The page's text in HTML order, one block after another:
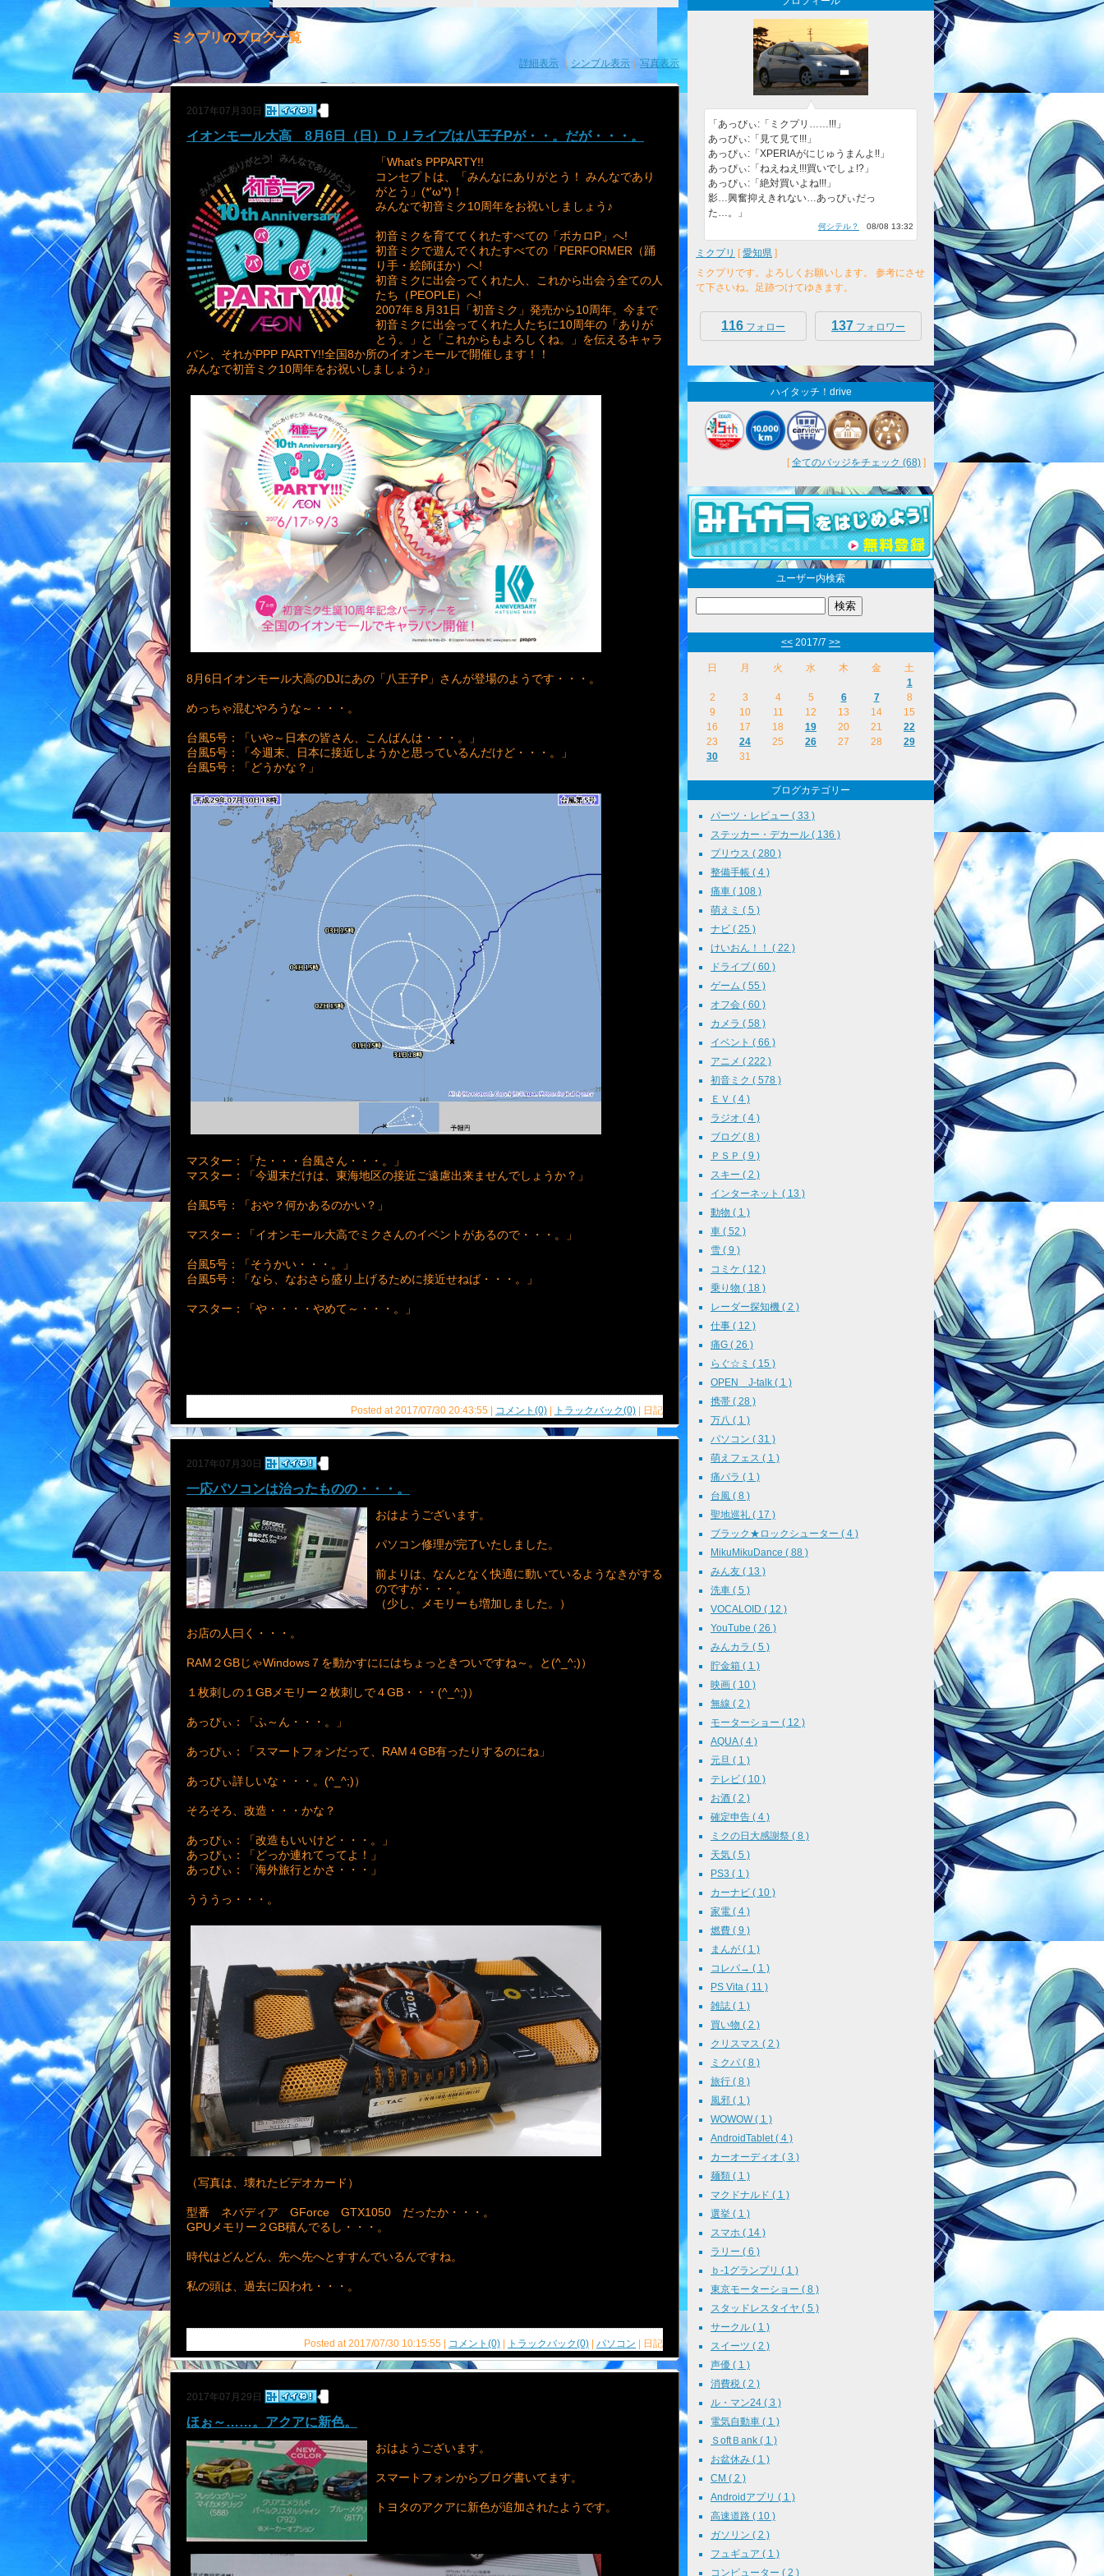
ミクプリのブログ一覧
詳細表示 ｜ シンプル表示 写真表示
2017年07月30日
イオンモール大高 8月6日（日）ＤＪライブは八王子Pが・・。だが・・・。
「What's PPPARTY!!
コンセプトは、「みんなにありがとう！ みんなであり
がとう」(*'ω'*)！
みんなで初音ミク10周年をお祝いしましょう♪
初音ミクを育ててくれたすべての「ボカロP」へ!
初音ミクで遊んでくれたすべての「PERFORMER（踊
り手・絵師ほか）へ!
初音ミクに出会ってくれた人、これから出会う全ての人
たち（PEOPLE）へ!
2007年８月31日「初音ミク」発売から10周年。今まで
初音ミクに出会ってくれた人たちに10周年の「ありが
とう。」と「これからもよろしくね。」を伝えるキャラ
バン、それがPPP PARTY!!全国8か所のイオンモールで開催します！！
みんなで初音ミク10周年をお祝いしましょう♪」
8月6日イオンモール大高のDJにあの「八王子P」さんが登場のようです・・・。
めっちゃ混むやろうな～・・・。
台風5号：「いや～日本の皆さん、こんばんは・・・。」
台風5号：「今週末、日本に接近しようかと思っているんだけど・・・。」
台風5号：「どうかな？」
マスター：「た・・・台風さん・・・。」
マスター：「今週末だけは、東海地区の接近ご遠慮出来ませんでしょうか？」
台風5号：「おや？何かあるのかい？」
マスター：「イオンモール大高でミクさんのイベントがあるので・・・。」
台風5号：「そうかい・・・。」
台風5号：「なら、なおさら盛り上げるために接近せねば・・・。」
マスター：「や・・・・やめて～・・・。」
Posted at 2017/07/30 20:43:55 | コメント(0) トラックバック(0) | 日記
2017年07月30日
一応パソコンは治ったものの・・・。
おはようございます。
パソコン修理が完了いたしました。
前よりは、なんとなく快適に動いているようなきがする
のですが・・・。
（少し、メモリーも増加しました。）
お店の人曰く・・・。
RAM２GBじゃWindows７を動かすににはちょっときついですね～。と(^_^;)）
１枚刺しの１GBメモリー２枚刺しで４GB・・・(^_^;)）
あっぴぃ：「ふ～ん・・・。」
あっぴぃ：「スマートフォンだって、RAM４GB有ったりするのにね」
あっぴぃ詳しいな・・・。(^_^;)）
そろそろ、改造・・・かな？
あっぴぃ：「改造もいいけど・・・。」
あっぴぃ：「どっか連れてってよ！」
あっぴぃ：「海外旅行とかさ・・・」
うううっ・・・。
（写真は、壊れたビデオカード）
型番 ネバディア GForce GTX1050 だったか・・・。
GPUメモリー２GB積んでるし・・・。
時代はどんどん、先へ先へとすすんでいるんですね。
私の頭は、過去に囚われ・・・。
Posted at 2017/07/30 10:15:55 | コメント(0) トラックバック(0) パソコン | 日記
2017年07月29日
ほぉ～……。アクアに新色。
おはようございます。
スマートフォンからブログ書いてます。
トヨタのアクアに新色が追加されたようです。
「あっぴぃ:「ミクプリ……!!!」
あっぴぃ:「見て見て!!!」
あっぴぃ:「XPERIAがにじゅうまんよ!!」
あっぴぃ:「ねえねえ!!!買いでしょ!?」
あっぴぃ:「絶対買いよね!!!」
影…興奮抑えきれない…あっぴぃだっ
た…。」
何シテル？ 08/08 13:32
ミクプリ [愛知県 ]
ミクプリです。よろしくお願いします。 参考にさせ
て下さいね。足跡つけてゆきます。
116 フォロー 137 フォロワー
ハイタッチ！drive
[全てのバッジをチェック (68) ]
ユーザー内検索
<< 2017/7 >>
日 月 火 水 木 金
土
1
2
3 4 5 6 7
8
9
10 11 12 13 14
15
16
17 18 19 20 21
22
23
24 25 26 27 28
29
30
31
ブログカテゴリー
パーツ・レビュー ( 33 )
ステッカー・デカール ( 136 )
プリウス ( 280 )
整備手帳 ( 4 )
痛車 ( 108 )
萌えミ ( 5 )
ナビ ( 25 )
けいおん！！ ( 22 )
ドライブ ( 60 )
ゲーム ( 55 )
オフ会 ( 60 )
カメラ ( 58 )
イベント ( 66 )
アニメ ( 222 )
初音ミク ( 578 )
ＥＶ ( 4 )
ラジオ ( 4 )
ブログ ( 8 )
ＰＳＰ ( 9 )
スキー ( 2 )
インターネット ( 13 )
動物 ( 1 )
車 ( 52 )
雪 ( 9 )
コミケ ( 12 )
乗り物 ( 18 )
レーダー探知機 ( 2 )
仕事 ( 12 )
痛G ( 26 )
らぐ☆ミ ( 15 )
OPEN J-talk ( 1 )
携帯 ( 28 )
万八 ( 1 )
パソコン ( 31 )
萌えフェス ( 1 )
痛パラ ( 1 )
台風 ( 8 )
聖地巡礼 ( 17 )
ブラック★ロックシューター ( 4 )
MikuMikuDance ( 88 )
みん友 ( 13 )
洗車 ( 5 )
VOCALOID ( 12 )
YouTube ( 26 )
みんカラ ( 5 )
貯金箱 ( 1 )
映画 ( 10 )
無線 ( 2 )
モーターショー ( 12 )
AQUA ( 4 )
元旦 ( 1 )
テレビ ( 10 )
お酒 ( 2 )
確定申告 ( 4 )
ミクの日大感謝祭 ( 8 )
天気 ( 5 )
PS3 ( 1 )
カーナビ ( 10 )
家電 ( 4 )
燃費 ( 9 )
まんが ( 1 )
コレパ→ ( 1 )
PS Vita ( 11 )
雑誌 ( 1 )
買い物 ( 2 )
クリスマス ( 2 )
ミクパ ( 8 )
旅行 ( 8 )
風邪 ( 1 )
WOWOW ( 1 )
AndroidTablet ( 4 )
カーオーディオ ( 3 )
麺類 ( 1 )
マクドナルド ( 1 )
選挙 ( 1 )
スマホ ( 14 )
ラリー ( 6 )
ｂ-1グランプリ ( 1 )
東京モーターショー ( 8 )
スタッドレスタイヤ ( 5 )
サークル ( 1 )
スイーツ ( 2 )
声優 ( 1 )
消費税 ( 2 )
ル・マン24 ( 3 )
電気自動車 ( 1 )
ＳoftＢank ( 1 )
お盆休み ( 1 )
CM ( 2 )
Androidアプリ ( 1 )
高速道路 ( 10 )
ガソリン ( 2 )
フュギュア ( 1 )
コンピューター ( 2 )